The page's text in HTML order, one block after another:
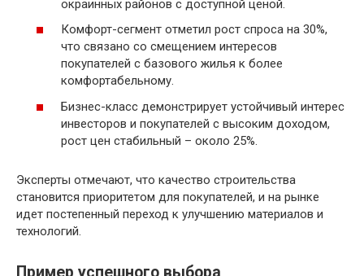
окраинных районов с доступной ценой.
Комфорт-сегмент отметил рост спроса на 30%,
что связано со смещением интересов
покупателей с базового жилья к более
комфортабельному.
Бизнес-класс демонстрирует устойчивый интерес
инвесторов и покупателей с высоким доходом,
рост цен стабильный – около 25%.
Эксперты отмечают, что качество строительства
становится приоритетом для покупателей, и на рынке
идет постепенный переход к улучшению материалов и
технологий.
Пример успешного выбора